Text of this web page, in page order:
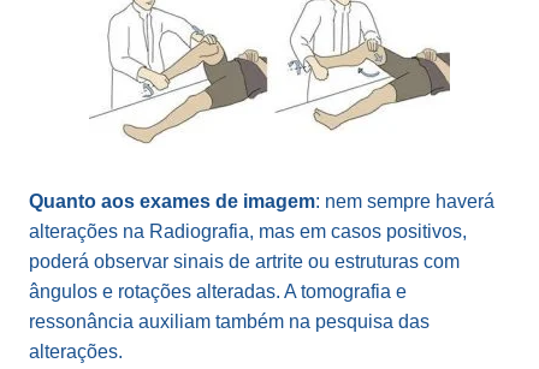
Quanto aos exames de imagem: nem sempre haverá
alterações na Radiografia, mas em casos positivos,
poderá observar sinais de artrite ou estruturas com
ângulos e rotações alteradas. A tomografia e
ressonância auxiliam também na pesquisa das
alterações.